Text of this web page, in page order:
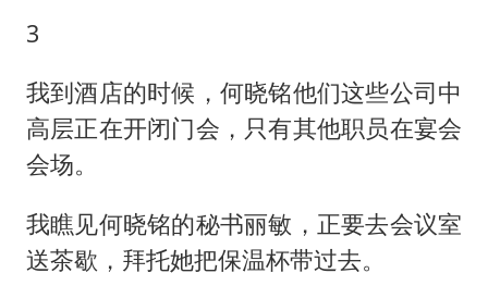
3
我到酒店的时候，何晓铭他们这些公司中
高层正在开闭门会，只有其他职员在宴会
会场。
我瞧见何晓铭的秘书丽敏，正要去会议室
送茶歇，拜托她把保温杯带过去。